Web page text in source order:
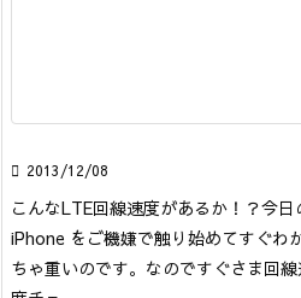
 2013/12/08
こんなLTE回線速度があるか！？今日
iPhone をご機嫌で触り始めてすぐわ
ちゃ重いのです。 なのですぐさま回線